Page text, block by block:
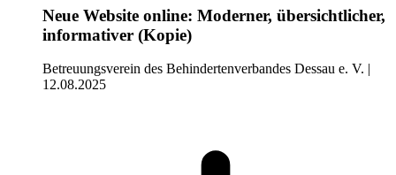
Neue Website online: Moderner, übersichtlicher,
informativer (Kopie)
Betreuungsverein des Behindertenverbandes Dessau e. V. |
12.08.2025